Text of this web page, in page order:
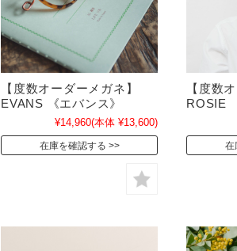
【度数オーダーメガネ】
EVANS 《エバンス》
¥14,960(本体 ¥13,600)
在庫を確認する
【度数
ROSIE
在